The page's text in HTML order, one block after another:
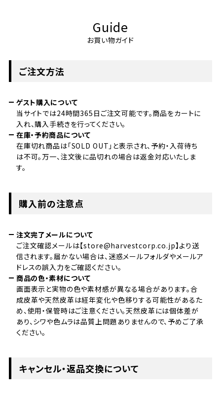
Guide
お買い物ガイド
ご注文方法
ゲスト購入について
当サイトでは24時間365日ご注文可能です。商品をカートに
入れ、購入手続きを行ってください。
在庫・予約商品について
在庫切れ商品は「SOLD OUT」と表示され、予約・入荷待ち
は不可。万一、注文後に品切れの場合は返金対応いたしま
す。
購入前の注意点
注文完了メールについて
ご注文確認メールは【store@harvestcorp.co.jp】より送
信されます。届かない場合は、迷惑メールフォルダやメールア
ドレスの誤入力をご確認ください。
商品の色・素材について
画面表示と実物の色や素材感が異なる場合があります。合
成皮革や天然皮革は経年変化や色移りする可能性があるた
め、使用・保管時はご注意ください。天然皮革には個体差が
あり、シワや色ムラは品質上問題ありませんので、予めご了承
ください。
キャンセル・返品交換について